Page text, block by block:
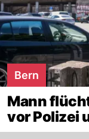
Bern
Mann
vor Polizei